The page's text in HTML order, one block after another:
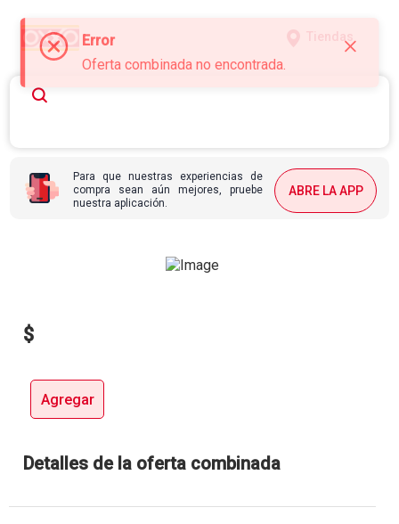
Error
Oferta combinada no encontrada.
Tiendas
Para que nuestras experiencias de
compra sean aún mejores, pruebe
nuestra aplicación.
ABRE LA APP
$
Agregar
Detalles de la oferta combinada